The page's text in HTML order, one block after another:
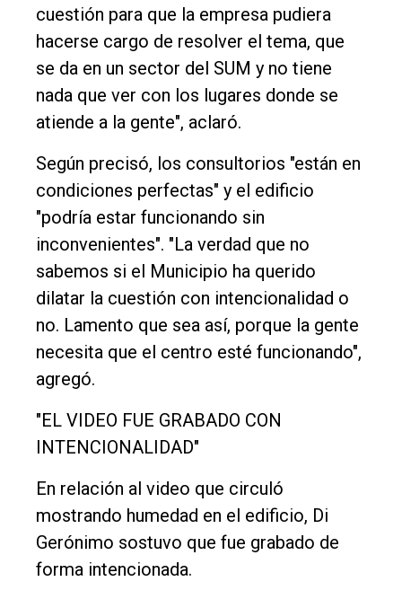
cuestión para que la empresa pudiera
hacerse cargo de resolver el tema, que
se da en un sector del SUM y no tiene
nada que ver con los lugares donde se
atiende a la gente", aclaró.
Según precisó, los consultorios "están en
condiciones perfectas" y el edificio
"podría estar funcionando sin
inconvenientes". "La verdad que no
sabemos si el Municipio ha querido
dilatar la cuestión con intencionalidad o
no. Lamento que sea así, porque la gente
necesita que el centro esté funcionando",
agregó.
"EL VIDEO FUE GRABADO CON
INTENCIONALIDAD"
En relación al video que circuló
mostrando humedad en el edificio, Di
Gerónimo sostuvo que fue grabado de
forma intencionada.